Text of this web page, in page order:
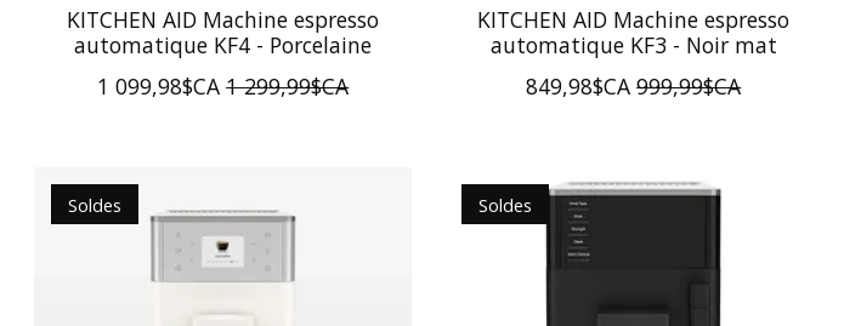
KITCHEN AID Machine espresso
automatique KF4 - Porcelaine
1 099,98$CA 1 299,99$CA
KITCHEN AID Machine espresso
automatique KF3 - Noir mat
849,98$CA 999,99$CA
Soldes Soldes